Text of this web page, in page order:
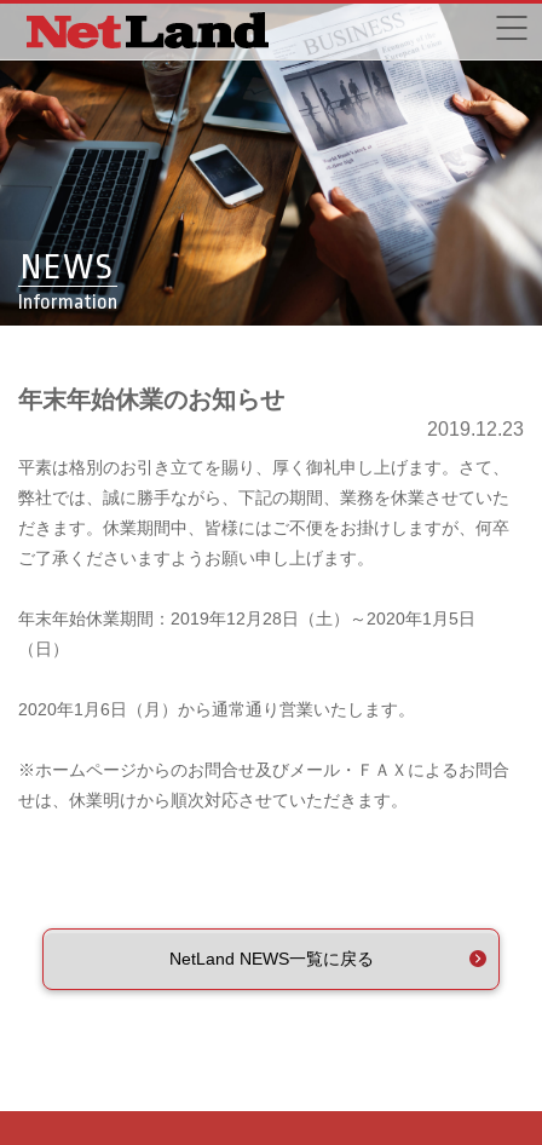
NEWS
Information
年末年始休業のお知らせ
2019.12.23
平素は格別のお引き立てを賜り、厚く御礼申し上げます。さて、
弊社では、誠に勝手ながら、下記の期間、業務を休業させていた
だきます。休業期間中、皆様にはご不便をお掛けしますが、何卒
ご了承くださいますようお願い申し上げます。
年末年始休業期間：2019年12月28日（土）～2020年1月5日
（日）
2020年1月6日（月）から通常通り営業いたします。
※ホームページからのお問合せ及びメール・ＦＡＸによるお問合
せは、休業明けから順次対応させていただきます。
NetLand NEWS一覧に戻る